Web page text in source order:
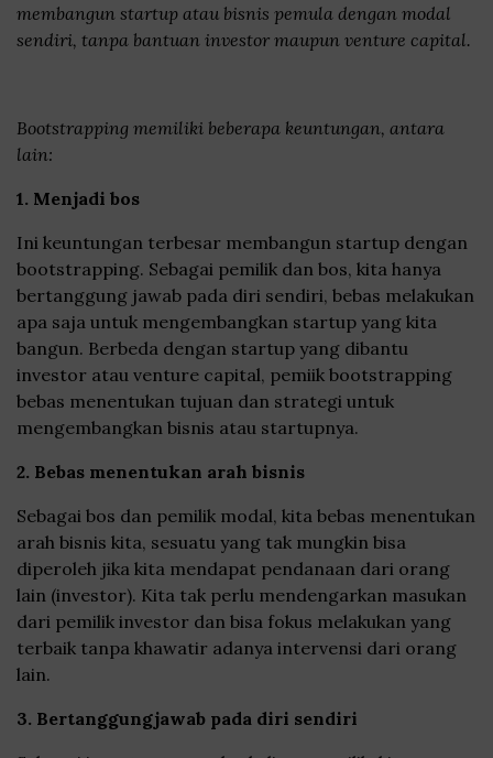
membangun startup atau bisnis pemula dengan modal
sendiri, tanpa bantuan investor maupun venture capital.
Bootstrapping memiliki beberapa keuntungan, antara
lain:
1. Menjadi bos
Ini keuntungan terbesar membangun startup dengan
bootstrapping. Sebagai pemilik dan bos, kita hanya
bertanggung jawab pada diri sendiri, bebas melakukan
apa saja untuk mengembangkan startup yang kita
bangun. Berbeda dengan startup yang dibantu
investor atau venture capital, pemiik bootstrapping
bebas menentukan tujuan dan strategi untuk
mengembangkan bisnis atau startupnya.
2. Bebas menentukan arah bisnis
Sebagai bos dan pemilik modal, kita bebas menentukan
arah bisnis kita, sesuatu yang tak mungkin bisa
diperoleh jika kita mendapat pendanaan dari orang
lain (investor). Kita tak perlu mendengarkan masukan
dari pemilik investor dan bisa fokus melakukan yang
terbaik tanpa khawatir adanya intervensi dari orang
lain.
3. Bertanggungjawab pada diri sendiri